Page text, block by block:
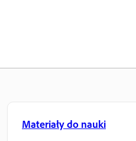
Materiały do nauki